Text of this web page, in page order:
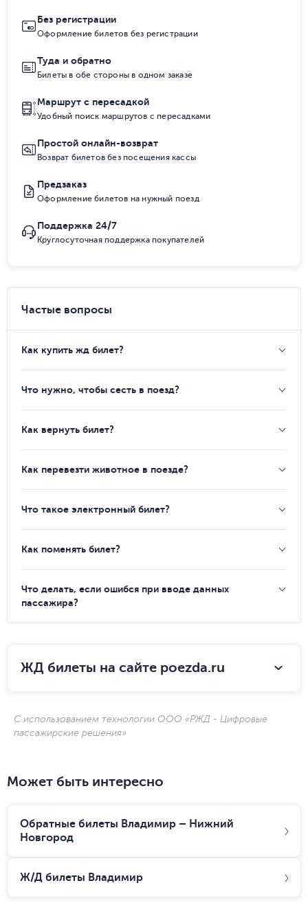
Без регистрации
Оформление билетов без регистрации
Туда и обратно
Билеты в обе стороны в одном заказе
Маршрут с пересадкой
Удобный поиск маршрутов с пересадками
Простой онлайн-возврат
Возврат билетов без посещения кассы
Предзаказ
Оформление билетов на нужный поезд
Поддержка 24/7
Круглосуточная поддержка покупателей
Частые вопросы
Как купить жд билет?
Что нужно, чтобы сесть в поезд?
Как вернуть билет?
Как перевезти животное в поезде?
Что такое электронный билет?
Как поменять билет?
Что делать, если ошибся при вводе данных
пассажира?
ЖД билеты на сайте poezda.ru
С использованием технологии ООО «РЖД - Цифровые
пассажирские решения»
Может быть интересно
Обратные билеты Владимир – Нижний
Новгород
Ж/Д билеты Владимир